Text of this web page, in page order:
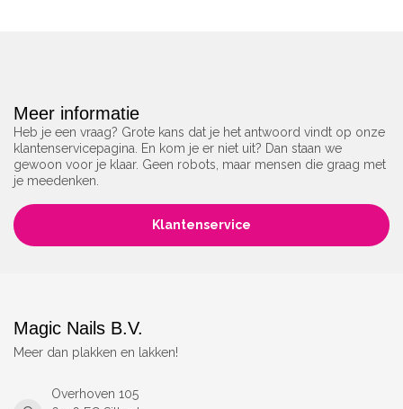
Meer informatie
Heb je een vraag? Grote kans dat je het antwoord vindt op onze
klantenservicepagina. En kom je er niet uit? Dan staan we
gewoon voor je klaar. Geen robots, maar mensen die graag met
je meedenken.
Klantenservice
Magic Nails B.V.
Meer dan plakken en lakken!
Overhoven 105